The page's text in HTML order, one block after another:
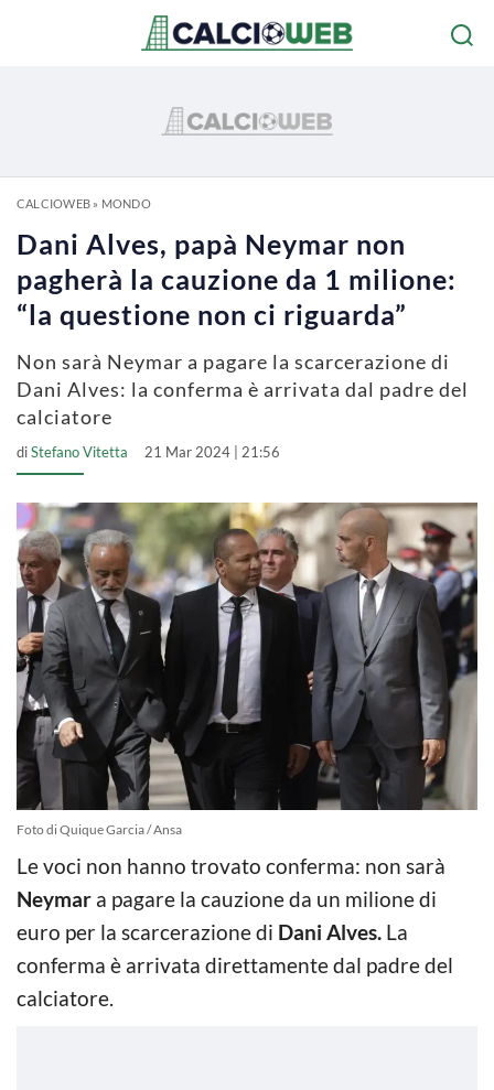
CALCIOWEB» MONDO
Dani Alves, papà Neymar non
pagherà la cauzione da 1 milione:
“la questione non ci riguarda”
Non sarà Neymar a pagare la scarcerazione di
Dani Alves: la conferma è arrivata dal padre del
calciatore
diStefano Vitetta 21 Mar 2024 | 21:56
Foto di Quique Garcia / Ansa
Le voci non hanno trovato conferma: non sarà
Neymar a pagare la cauzione da un milione di
euro per la scarcerazione di Dani Alves. La
conferma è arrivata direttamente dal padre del
calciatore.